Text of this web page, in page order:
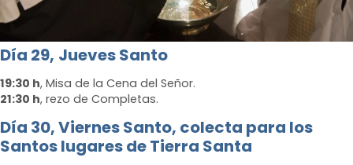
Día 29, Jueves Santo
19:30 h, Misa de la Cena del Señor.
21:30 h, rezo de Completas.
Día 30, Viernes Santo, colecta para los
Santos lugares de Tierra Santa